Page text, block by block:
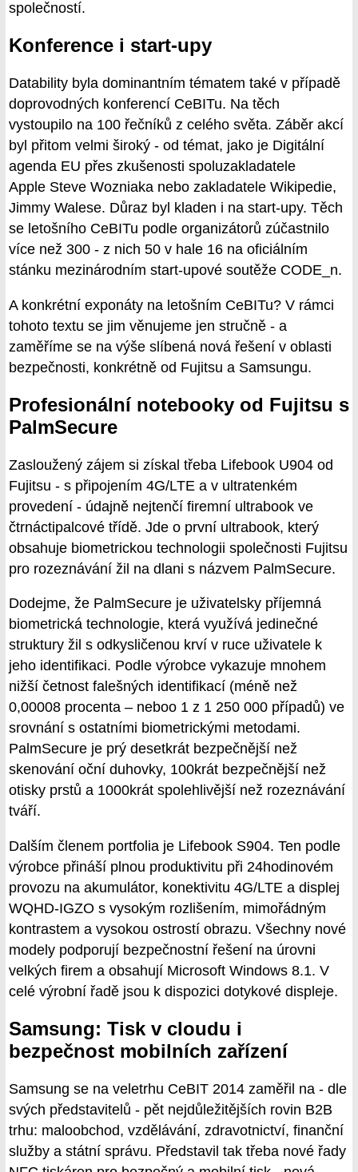
společností.
Konference i start-upy
Datability byla dominantním tématem také v případě
doprovodných konferencí CeBITu. Na těch
vystoupilo na 100 řečníků z celého světa. Záběr akcí
byl přitom velmi široký - od témat, jako je Digitální
agenda EU přes zkušenosti spoluzakladatele
Apple Steve Wozniaka nebo zakladatele Wikipedie,
Jimmy Walese. Důraz byl kladen i na start-upy. Těch
se letošního CeBITu podle organizátorů zúčastnilo
více než 300 - z nich 50 v hale 16 na oficiálním
stánku mezinárodním start-upové soutěže CODE_n.
A konkrétní exponáty na letošním CeBITu? V rámci
tohoto textu se jim věnujeme jen stručně - a
zaměříme se na výše slíbená nová řešení v oblasti
bezpečnosti, konkrétně od Fujitsu a Samsungu.
Profesionální notebooky od Fujitsu s
PalmSecure
Zasloužený zájem si získal třeba Lifebook U904 od
Fujitsu - s připojením 4G/LTE a v ultratenkém
provedení - údajně nejtenčí firemní ultrabook ve
čtrnáctipalcové třídě. Jde o první ultrabook, který
obsahuje biometrickou technologii společnosti Fujitsu
pro rozeznávání žil na dlani s názvem PalmSecure.
Dodejme, že PalmSecure je uživatelsky příjemná
biometrická technologie, která využívá jedinečné
struktury žil s odkysličenou krví v ruce uživatele k
jeho identifikaci. Podle výrobce vykazuje mnohem
nižší četnost falešných identifikací (méně než
0,00008 procenta – neboo 1 z 1 250 000 případů) ve
srovnání s ostatními biometrickými metodami.
PalmSecure je prý desetkrát bezpečnější než
skenování oční duhovky, 100krát bezpečnější než
otisky prstů a 1000krát spolehlivější než rozeznávání
tváří.
Dalším členem portfolia je Lifebook S904. Ten podle
výrobce přináší plnou produktivitu při 24hodinovém
provozu na akumulátor, konektivitu 4G/LTE a displej
WQHD-IGZO s vysokým rozlišením, mimořádným
kontrastem a vysokou ostrostí obrazu. Všechny nové
modely podporují bezpečnostní řešení na úrovni
velkých firem a obsahují Microsoft Windows 8.1. V
celé výrobní řadě jsou k dispozici dotykové displeje.
Samsung: Tisk v cloudu i
bezpečnost mobilních zařízení
Samsung se na veletrhu CeBIT 2014 zaměřil na - dle
svých představitelů - pět nejdůležitějších rovin B2B
trhu: maloobchod, vzdělávání, zdravotnictví, finanční
služby a státní správu. Představil tak třeba nové řady